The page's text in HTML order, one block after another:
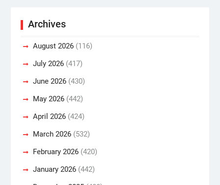
Archives
August 2026(116)
July 2026(417)
June 2026(430)
May 2026(442)
April 2026(424)
March 2026(532)
February 2026(420)
January 2026(442)